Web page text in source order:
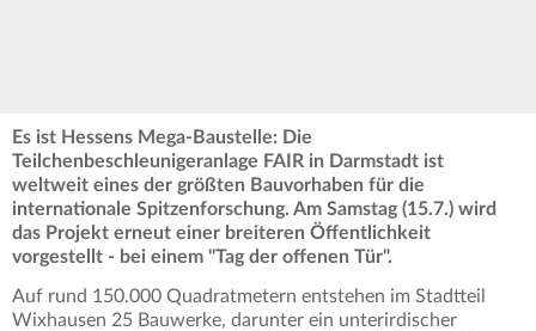
Es ist Hessens Mega-Baustelle: Die
Teilchenbeschleunigeranlage FAIR in Darmstadt ist
weltweit eines der größten Bauvorhaben für die
internationale Spitzenforschung. Am Samstag (15.7.) wird
das Projekt erneut einer breiteren Öffentlichkeit
vorgestellt - bei einem "Tag der offenen Tür".
Auf rund 150.000 Quadratmetern entstehen im Stadtteil
Wixhausen 25 Bauwerke, darunter ein unterirdischer